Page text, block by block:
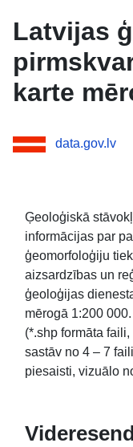
Latvijas
karte
data.gov.lv
Ģeoloģiskā
informācijas par
ģeomorfoloģiju
aizsardzības un
ģeoloģijas
mērogā 1:200
(*.shp formāta
sastāv no 4 – 7
piesaisti, vizuālo